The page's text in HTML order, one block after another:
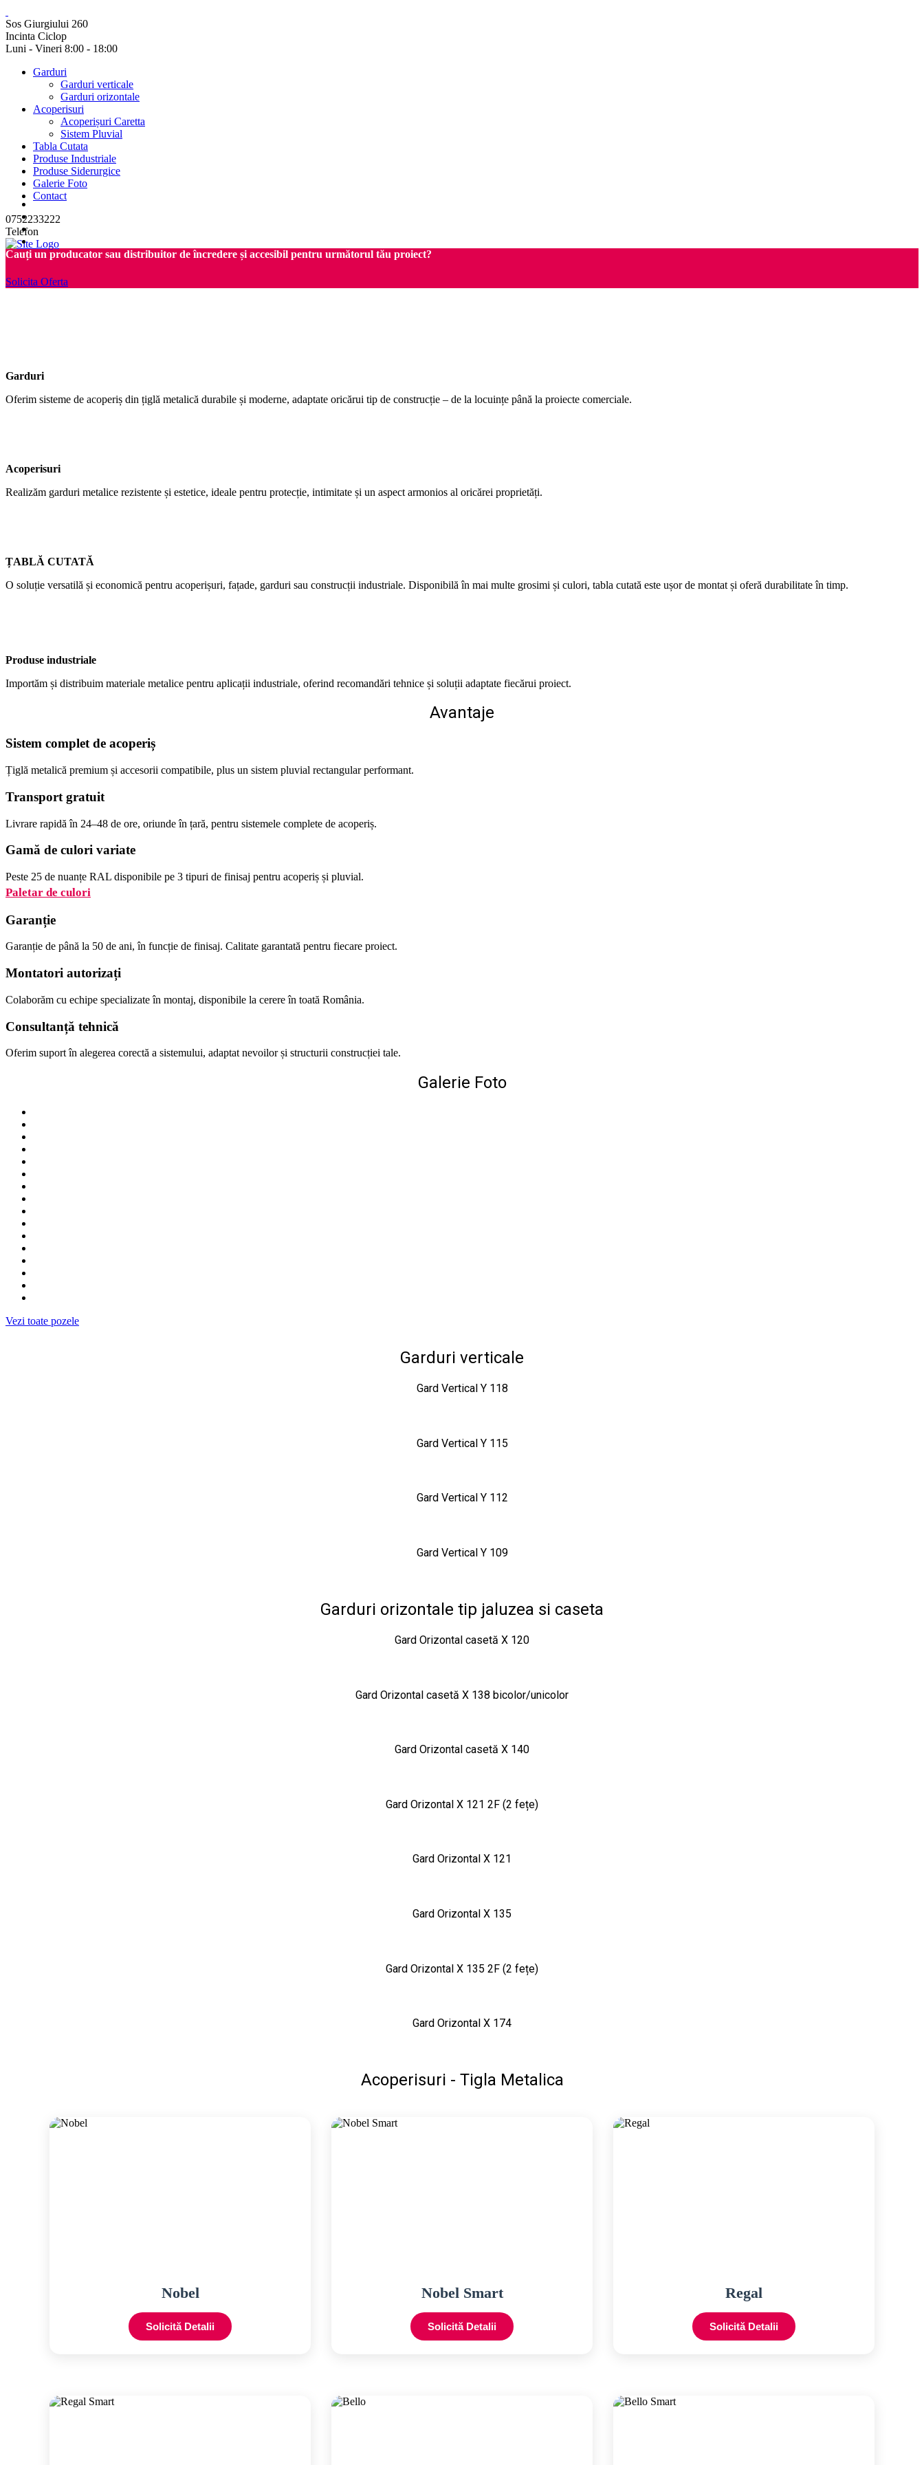
Sos Giurgiului 260
Incinta Ciclop
Luni - Vineri 8:00 - 18:00
Garduri
Garduri verticale
Garduri orizontale
Acoperisuri
Acoperișuri Caretta
Sistem Pluvial
Tabla Cutata
Produse Industriale
Produse Siderurgice
Galerie Foto
Contact
0752233222
Telefon
Cauți un producator sau distribuitor de încredere și accesibil pentru următorul tău proiect?
Solicita Oferta
Garduri
Oferim sisteme de acoperiș din țiglă metalică durabile și moderne, adaptate oricărui tip de construcție – de la locuințe până la proiecte comerciale.
Acoperisuri
Realizăm garduri metalice rezistente și estetice, ideale pentru protecție, intimitate și un aspect armonios al oricărei proprietăți.
ȚABLĂ CUTATĂ
O soluție versatilă și economică pentru acoperișuri, fațade, garduri sau construcții industriale. Disponibilă în mai multe grosimi și culori, tabla cutată este ușor de montat și oferă durabilitate în timp.
Produse industriale
Importăm și distribuim materiale metalice pentru aplicații industriale, oferind recomandări tehnice și soluții adaptate fiecărui proiect.
Avantaje
Sistem complet de acoperiș
Țiglă metalică premium și accesorii compatibile, plus un sistem pluvial rectangular performant.
Transport gratuit
Livrare rapidă în 24–48 de ore, oriunde în țară, pentru sistemele complete de acoperiș.
Gamă de culori variate
Peste 25 de nuanțe RAL disponibile pe 3 tipuri de finisaj pentru acoperiș și pluvial.
Paletar de culori
Garanție
Garanție de până la 50 de ani, în funcție de finisaj. Calitate garantată pentru fiecare proiect.
Montatori autorizați
Colaborăm cu echipe specializate în montaj, disponibile la cerere în toată România.
Consultanță tehnică
Oferim suport în alegerea corectă a sistemului, adaptat nevoilor și structurii construcției tale.
Galerie Foto
Vezi toate pozele
Garduri verticale
Gard Vertical Y 118
Gard Vertical Y 115
Gard Vertical Y 112
Gard Vertical Y 109
Garduri orizontale tip jaluzea si caseta
Gard Orizontal casetă X 120
Gard Orizontal casetă X 138 bicolor/unicolor
Gard Orizontal casetă X 140
Gard Orizontal X 121 2F (2 fețe)
Gard Orizontal X 121
Gard Orizontal X 135
Gard Orizontal X 135 2F (2 fețe)
Gard Orizontal X 174
Acoperisuri - Tigla Metalica
Nobel
Solicită Detalii
Nobel Smart
Solicită Detalii
Regal
Solicită Detalii